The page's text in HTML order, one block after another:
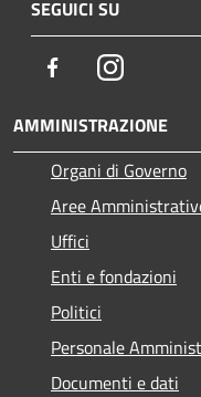
SEGUICI SU
FacebookInstagram
AMMINISTRAZIONE
Organi di Governo
Aree
Uffici
Enti e fondazioni
Politici
Personale
Documenti e dati